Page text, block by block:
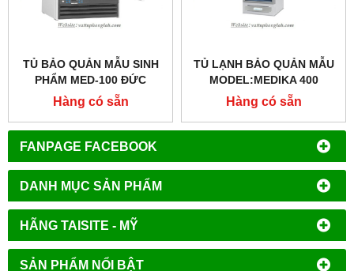
FANPAGE FACEBOOK
DANH MỤC SẢN PHẨM
HÃNG TAISITE - MỸ
SẢN PHẨM NỔI BẬT
TỦ BẢO QUẢN MẪU SINH
PHẨM MED-100 ĐỨC
MODEL:MED-100
Hàng có sẵn
TỦ LẠNH BẢO QUẢN MẪU
MODEL:MEDIKA 400
Hàng có sẵn